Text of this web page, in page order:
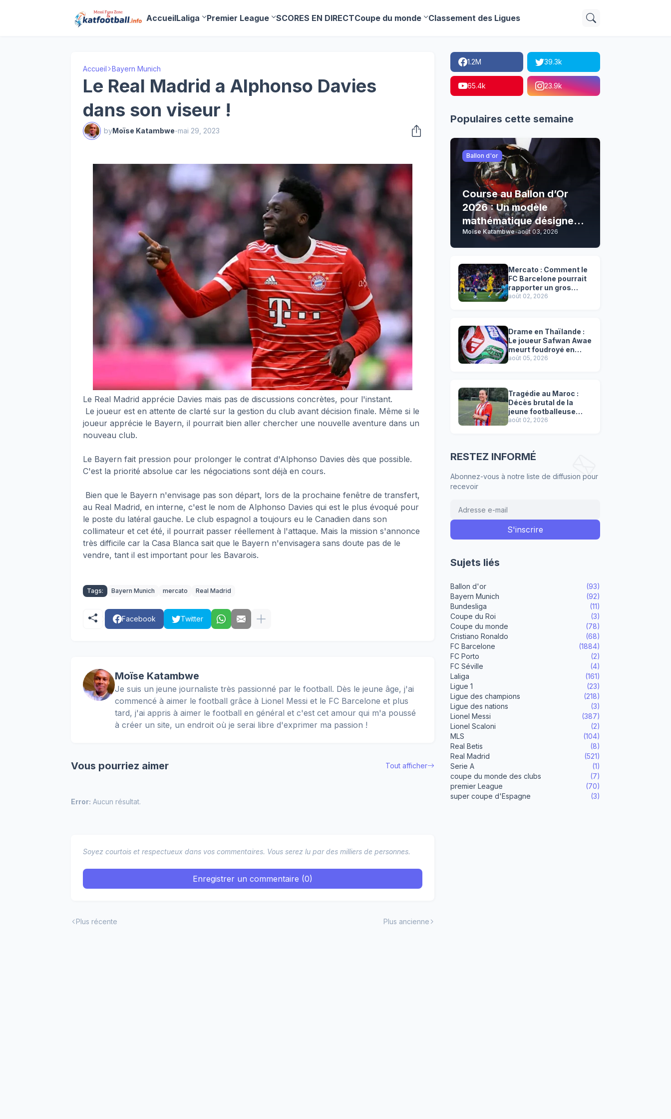
AccueilLaliga Premier League SCORES EN DIRECTCoupe du monde Classement des Ligues
Accueil Bayern Munich
Le Real Madrid a Alphonso Davies
dans son viseur !
byMoïse Katambwe-mai 29, 2023
Le Real Madrid apprécie Davies mais pas de discussions concrètes, pour l'instant.
Le joueur est en attente de clarté sur la gestion du club avant décision finale. Même si le
joueur apprécie le Bayern, il pourrait bien aller chercher une nouvelle aventure dans un
nouveau club.
Le Bayern fait pression pour prolonger le contrat d'Alphonso Davies dès que possible.
C'est la priorité absolue car les négociations sont déjà en cours.
Bien que le Bayern n'envisage pas son départ, lors de la prochaine fenêtre de transfert,
au Real Madrid, en interne, c'est le nom de Alphonso Davies qui est le plus évoqué pour
le poste du latéral gauche. Le club espagnol a toujours eu le Canadien dans son
collimateur et cet été, il pourrait passer réellement à l'attaque. Mais la mission s'annonce
très difficile car la Casa Blanca sait que le Bayern n'envisagera sans doute pas de le
vendre, tant il est important pour les Bavarois.
Tags: Bayern Munich mercato Real Madrid
Facebook Twitter
Moïse Katambwe
Je suis un jeune journaliste très passionné par le football. Dès le jeune âge, j'ai
commencé à aimer le football grâce à Lionel Messi et le FC Barcelone et plus
tard, j'ai appris à aimer le football en général et c'est cet amour qui m'a poussé
à créer un site, un endroit où je serai libre d'exprimer ma passion !
Vous pourriez aimer Tout afficher
Error: Aucun résultat.
Soyez courtois et respectueux dans vos commentaires. Vous serez lu par des milliers de personnes.
Enregistrer un commentaire (0)
Plus récente Plus ancienne
1.2M 39.3k
65.4k 23.9k
Populaires cette semaine
Ballon d'or
Course au Ballon d’Or
2026 : Un modèle
mathématique désigne
son grand favori !
Moïse Katambwe-août 03, 2026
Mercato : Comment le
FC Barcelone pourrait
rapporter un gros
chèque inespéré à l’OM
août 02, 2026
Drame en Thaïlande :
Le joueur Safwan Awae
meurt foudroyé en
plein match
août 05, 2026
Tragédie au Maroc :
Décès brutal de la
jeune footballeuse
Faten Ben Amar El
août 02, 2026
RESTEZ INFORMÉ
Abonnez-vous à notre liste de diffusion pour
recevoir
Sujets liés
Ballon d'or
(93)
Bayern Munich
(92)
Bundesliga
(11)
Coupe du Roi
(3)
Coupe du monde
(78)
Cristiano Ronaldo
(68)
FC Barcelone
(1884)
FC Porto
(2)
FC Séville
(4)
Laliga
(161)
Ligue 1
(23)
Ligue des champions
(218)
Ligue des nations
(3)
Lionel Messi
(387)
Lionel Scaloni
(2)
MLS
(104)
Real Betis
(8)
Real Madrid
(521)
Serie A
(1)
coupe du monde des clubs
(7)
premier League
(70)
super coupe d'Espagne
(3)